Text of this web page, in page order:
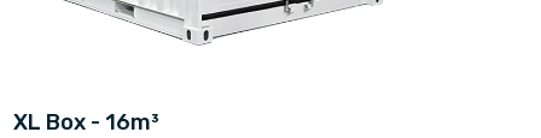
XL Box - 16m³